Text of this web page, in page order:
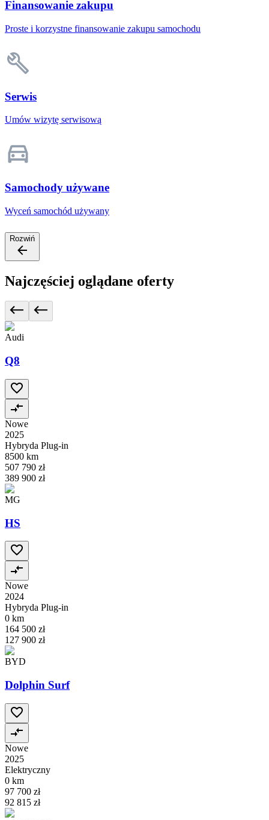
Finansowanie zakupu
Proste i korzystne finansowanie zakupu samochodu
Serwis
Umów wizytę serwisową
Samochody używane
Wyceń samochód używany
Rozwiń
Najczęściej oglądane oferty
Audi
Q8
Nowe
2025
Hybryda Plug-in
8500 km
507 790 zł
389 900 zł
MG
HS
Nowe
2024
Hybryda Plug-in
0 km
164 500 zł
127 900 zł
BYD
Dolphin Surf
Nowe
2025
Elektryczny
0 km
97 700 zł
92 815 zł